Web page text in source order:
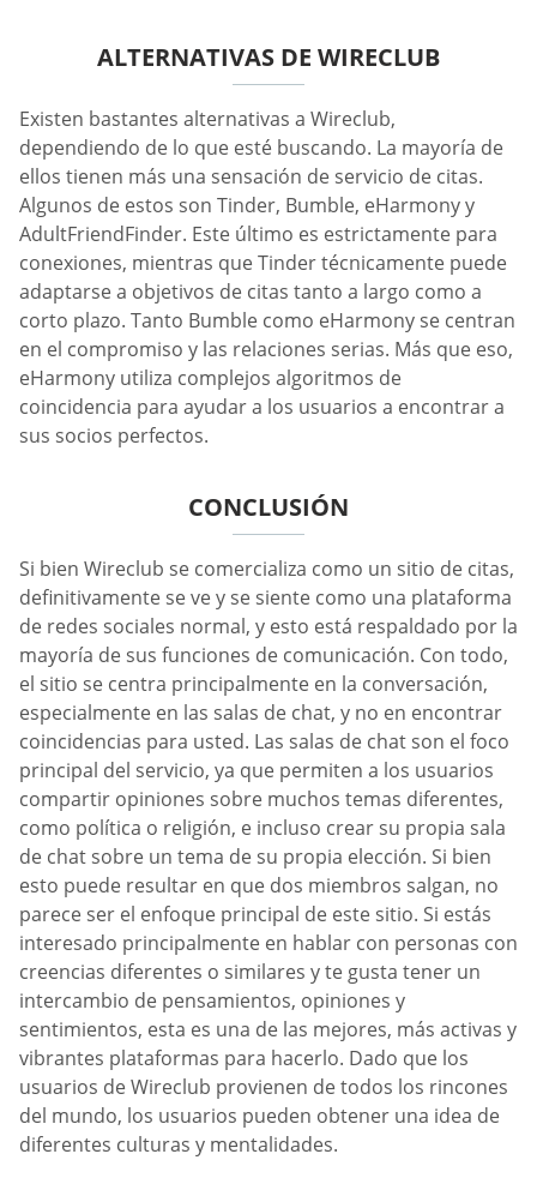
ALTERNATIVAS DE WIRECLUB
Existen bastantes alternativas a Wireclub,
dependiendo de lo que esté buscando. La mayoría de
ellos tienen más una sensación de servicio de citas.
Algunos de estos son Tinder, Bumble, eHarmony y
AdultFriendFinder. Este último es estrictamente para
conexiones, mientras que Tinder técnicamente puede
adaptarse a objetivos de citas tanto a largo como a
corto plazo. Tanto Bumble como eHarmony se centran
en el compromiso y las relaciones serias. Más que eso,
eHarmony utiliza complejos algoritmos de
coincidencia para ayudar a los usuarios a encontrar a
sus socios perfectos.
CONCLUSIÓN
Si bien Wireclub se comercializa como un sitio de citas,
definitivamente se ve y se siente como una plataforma
de redes sociales normal, y esto está respaldado por la
mayoría de sus funciones de comunicación. Con todo,
el sitio se centra principalmente en la conversación,
especialmente en las salas de chat, y no en encontrar
coincidencias para usted. Las salas de chat son el foco
principal del servicio, ya que permiten a los usuarios
compartir opiniones sobre muchos temas diferentes,
como política o religión, e incluso crear su propia sala
de chat sobre un tema de su propia elección. Si bien
esto puede resultar en que dos miembros salgan, no
parece ser el enfoque principal de este sitio. Si estás
interesado principalmente en hablar con personas con
creencias diferentes o similares y te gusta tener un
intercambio de pensamientos, opiniones y
sentimientos, esta es una de las mejores, más activas y
vibrantes plataformas para hacerlo. Dado que los
usuarios de Wireclub provienen de todos los rincones
del mundo, los usuarios pueden obtener una idea de
diferentes culturas y mentalidades.